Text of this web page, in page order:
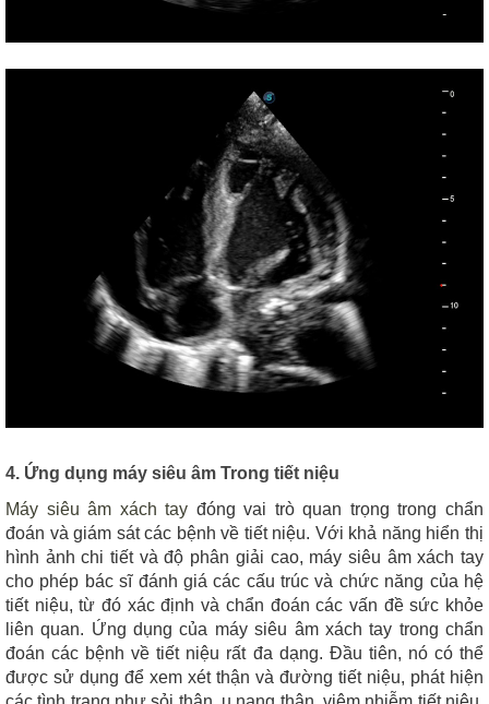
4. Ứng dụng máy siêu âm Trong tiết niệu
Máy siêu âm xách tay đóng vai trò quan trọng trong chẩn
đoán và giám sát các bệnh về tiết niệu. Với khả năng hiển thị
hình ảnh chi tiết và độ phân giải cao, máy siêu âm xách tay
cho phép bác sĩ đánh giá các cấu trúc và chức năng của hệ
tiết niệu, từ đó xác định và chẩn đoán các vấn đề sức khỏe
liên quan. Ứng dụng của máy siêu âm xách tay trong chẩn
đoán các bệnh về tiết niệu rất đa dạng. Đầu tiên, nó có thể
được sử dụng để xem xét thận và đường tiết niệu, phát hiện